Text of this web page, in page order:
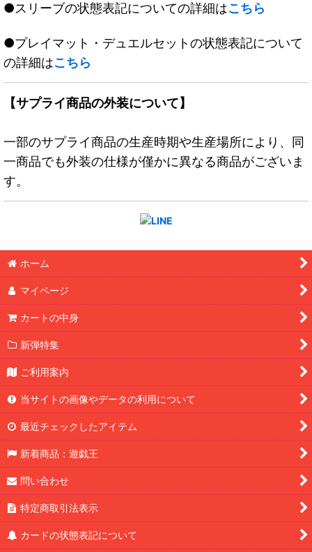
●スリーブの状態表記についての詳細はこちら
●プレイマット・デュエルセットの状態表記について
の詳細はこちら
【サプライ商品の外装について】
一部のサプライ商品の生産時期や生産場所により、同
一商品でも外装の仕様が僅かに異なる商品がございま
す。
ホーム
マイページ
カートの中身
新弾特集
ご利用案内
当サイトの画像やデータの利用について
最近チェックしたアイテム
新着商品：遊戯王
問い合わせ
特定商取引法表示
カードの状態表記について